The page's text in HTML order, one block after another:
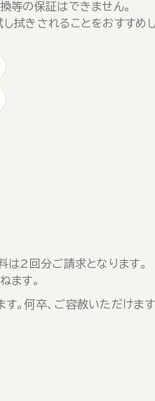
等の保証はできません。
拭きされることをおすすめし
は2回分ご請求となります。
ます。
何卒、ご容赦いただけます